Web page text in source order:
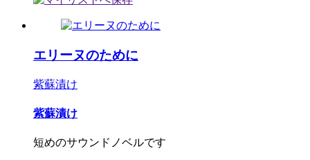
エリーヌのために
紫蘇漬け
紫蘇漬け
短めのサウンドノベルです